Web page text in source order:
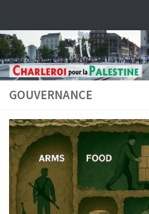
GOUVERNANCE